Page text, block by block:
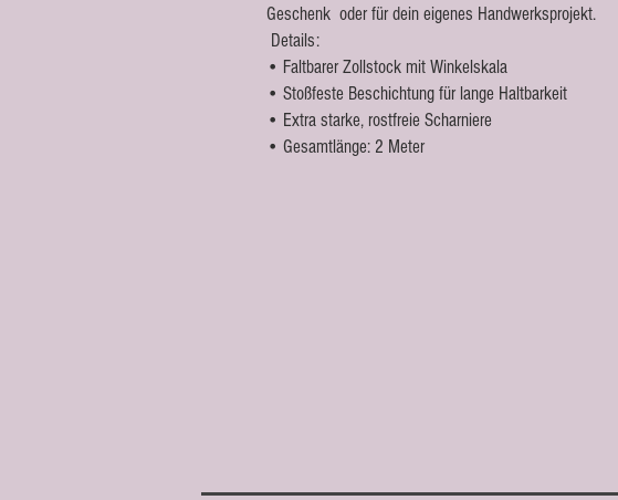
Geschenk oder für dein eigenes Handwerksprojekt.
Details:
• Faltbarer Zollstock mit Winkelskala
• Stoßfeste Beschichtung für lange Haltbarkeit
• Extra starke, rostfreie Scharniere
• Gesamtlänge: 2 Meter